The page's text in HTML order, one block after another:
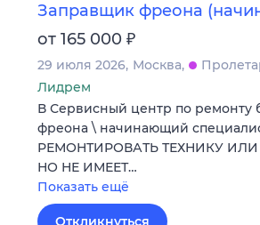
Заправщик фреона
от 165 000 ₽
29 июля 2026 Москва
Лидрем
В Сервисный центр по ремонту
фреона \ начинающий
РЕМОНТИРОВАТЬ ТЕХНИКУ
НО НЕ ИМЕЕТ…
Показать ещё
Откликнуться